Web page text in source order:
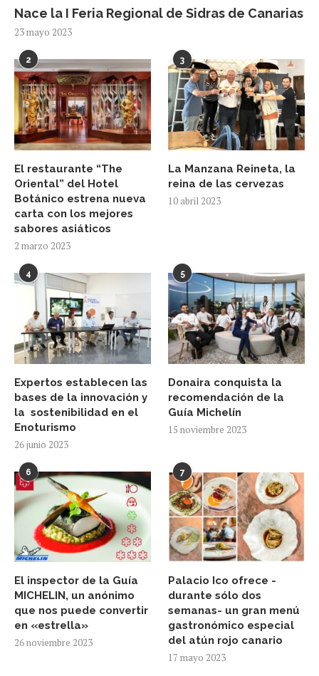
Nace la I Feria Regional de Sidras de Canarias
23 mayo 2023
2
El restaurante “The
Oriental” del Hotel
Botánico estrena nueva
carta con los mejores
sabores asiáticos
2 marzo 2023
3
La Manzana Reineta, la
reina de las cervezas
10 abril 2023
4
Expertos establecen las
bases de la innovación y
la sostenibilidad en el
Enoturismo
26 junio 2023
5
Donaira conquista la
recomendación de la
Guía Michelín
15 noviembre 2023
6
El inspector de la Guía
MICHELIN, un anónimo
que nos puede convertir
en «estrella»
26 noviembre 2023
7
Palacio Ico ofrece -
durante sólo dos
semanas- un gran menú
gastronómico especial
del atún rojo canario
17 mayo 2023